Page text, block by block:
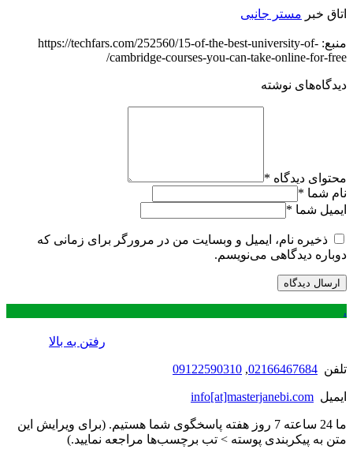
اتاق خبر مستر جانبی
منبع: https://techfars.com/252560/15-of-the-best-university-of-
cambridge-courses-you-can-take-online-for-free/
دیدگاه‌های نوشته
محتوای دیدگاه *
نام شما *
ایمیل شما *
ذخیره نام، ایمیل و وبسایت من در مرورگر برای زمانی که
دوباره دیدگاهی می‌نویسم.
.
رفتن به بالا
تلفن 02166467684
,
09122590310
ایمیل info[at]masterjanebi.com
ما 24 ساعته 7 روز هفته پاسخگوی شما هستیم. (برای ویرایش این
متن به پیکربندی پوسته > تب برچسب‌ها مراجعه نمایید.)